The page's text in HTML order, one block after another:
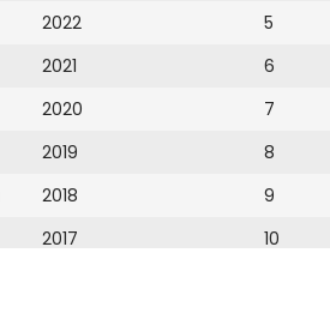
2022
2021
2020
2019
2018
2017
5
6
7
8
9
10